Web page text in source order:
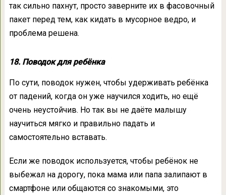
так сильно пахнут, просто заверните их в фасовочный
пакет перед тем, как кидать в мусорное ведро, и
проблема решена.
18. Поводок для ребёнка
По сути, поводок нужен, чтобы удерживать ребёнка
от падений, когда он уже научился ходить, но ещё
очень неустойчив. Но так вы не даёте малышу
научиться мягко и правильно падать и
самостоятельно вставать.
Если же поводок используется, чтобы ребёнок не
выбежал на дорогу, пока мама или папа залипают в
смартфоне или общаются со знакомыми, это